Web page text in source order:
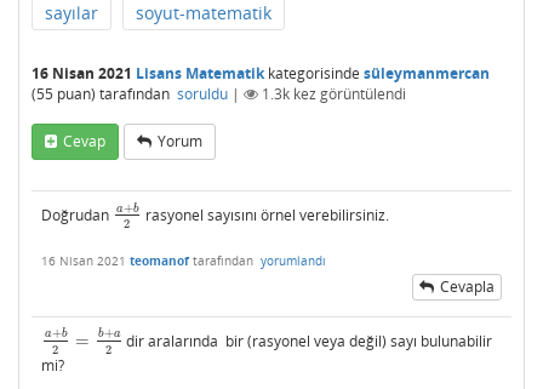
sayılar soyut-matematik
16 Nisan 2021 Lisans Matematikkategorisinde süleymanmercan
(55 puan) tarafından soruldu | 1.3k kez görüntülendi
Cevap Yorum
Doğrudan a+b
2
a+b2 rasyonel sayısını örnel verebilirsiniz.
16 Nisan 2021 teomanof tarafından yorumlandı
Cevapla
a+b
2 = b+a
2
a+b2 =b +a2 dir aralarında bir (rasyonel veya değil) sayı bulunabilir
mi?